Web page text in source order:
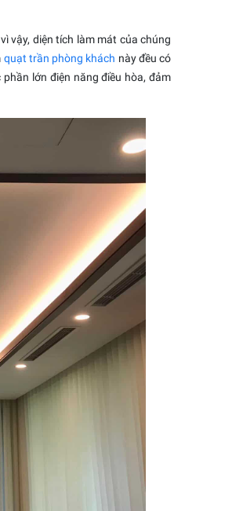
vậy, diện tích làm mát của chúng
quạt trần phòng khách này đều có
lớn điện năng điều hòa, đảm